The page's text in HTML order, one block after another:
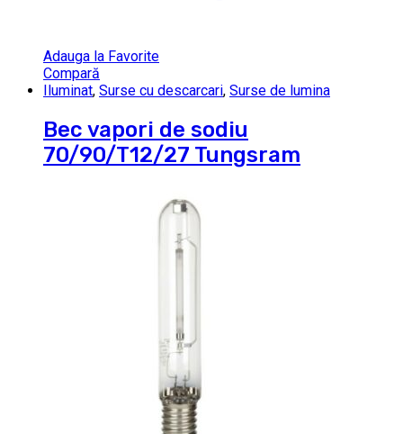
Adauga la Favorite
Compară
Iluminat, Surse cu descarcari, Surse de lumina
Bec vapori de sodiu
70/90/T12/27 Tungsram